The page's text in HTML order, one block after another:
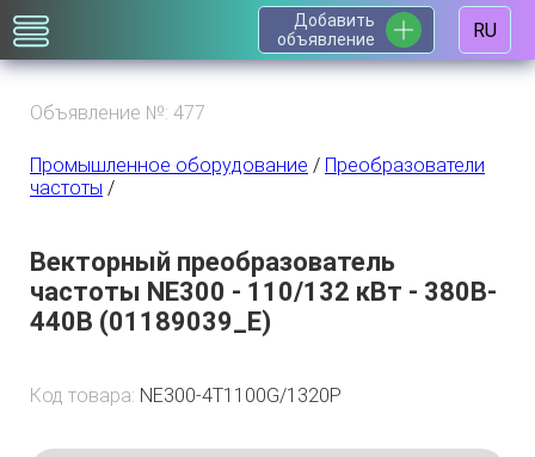
Добавить
объявление
RU
Объявление №: 477
Промышленное оборудование / Преобразователи
частоты /
Векторный преобразователь
частоты NE300 - 110/132 кВт - 380B-
440B (01189039_E)
Код товара: NE300-4T1100G/1320P